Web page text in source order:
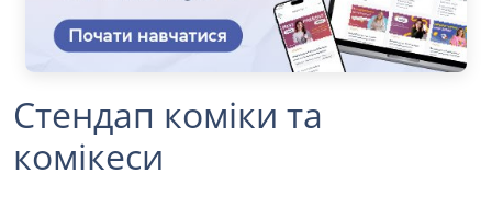
Стендап коміки та
комікеси